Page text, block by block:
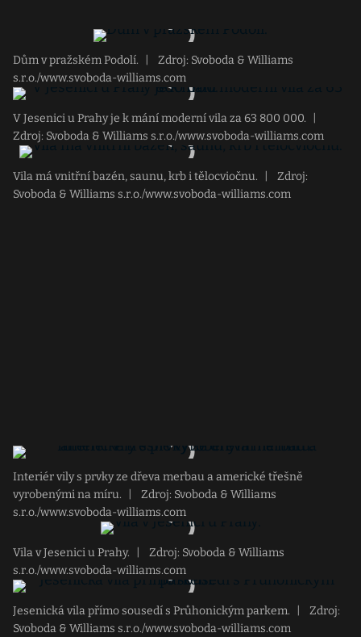
Dům v pražském Podolí.
Zdroj: Svoboda & Williams
s.r.o./www.svoboda-williams.com
V Jesenici u Prahy je k mání moderní vila za 63 800 000.
Zdroj: Svoboda & Williams s.r.o./www.svoboda-williams.com
Vila má vnitřní bazén, saunu, krb i tělocviočnu.
Zdroj:
Svoboda & Williams s.r.o./www.svoboda-williams.com
Interiér vily s prvky ze dřeva merbau a americké třešně
vyrobenými na míru.
Zdroj: Svoboda & Williams
s.r.o./www.svoboda-williams.com
Vila v Jesenici u Prahy.
Zdroj: Svoboda & Williams
s.r.o./www.svoboda-williams.com
Jesenická vila přímo sousedí s Průhonickým parkem.
Zdroj:
Svoboda & Williams s.r.o./www.svoboda-williams.com